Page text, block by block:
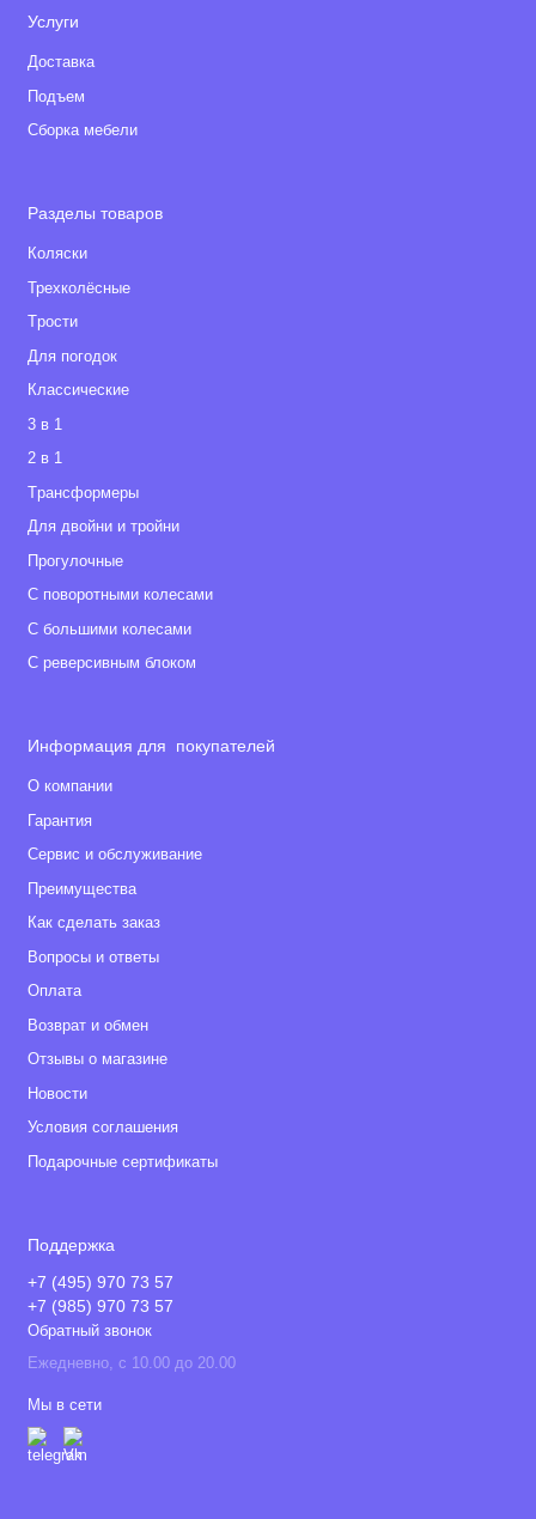
Услуги
Доставка
Подъем
Сборка мебели
Разделы товаров
Коляски
Трехколёсные
Tрости
Для погодок
Классические
3 в 1
2 в 1
Tрансформеры
Для двойни и тройни
Прогулочные
С поворотными колесами
С большими колесами
С реверсивным блоком
Информация для покупателей
О компании
Гарантия
Сервис и обслуживание
Преимущества
Как сделать заказ
Вопросы и ответы
Оплата
Возврат и обмен
Отзывы о магазине
Новости
Условия соглашения
Подарочные сертификаты
Поддержка
+7 (495) 970 73 57
+7 (985) 970 73 57
Обратный звонок
Ежедневно, с 10.00 до 20.00
Мы в сети